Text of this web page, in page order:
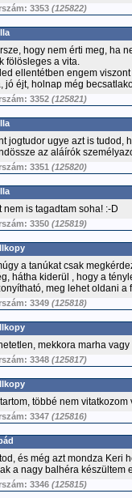
3353 (125822)
hogy nem érti meg, ha
fölösleges a vita.
ellentétben engem
jó éjt, holnap még
3352 (125821)
jogtudor ugye azt is tudod,
az aláírók
3351 (125820)
nem is tagadtam soha! :-D
3350 (125819)
a tanúkat csak
hátha kiderül , hogy a
meg lehet oldani a
3349 (125818)
mekkora marha vagy
3348 (125817)
többé nem vitatkozom
3347 (125816)
és még azt mondza Keri
a nagy balhéra készültem
3346 (125815)